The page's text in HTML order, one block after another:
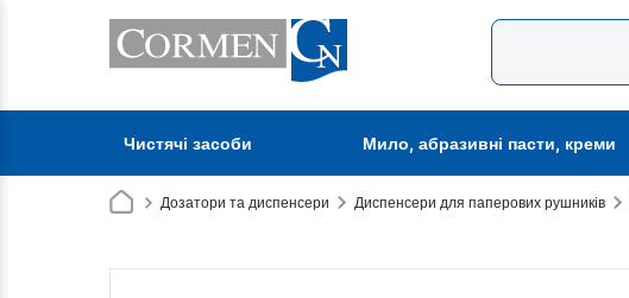
Чистячі засоби Мило, абразивні пасти, креми
Дозатори та диспенсери Диспенсери для паперових рушників